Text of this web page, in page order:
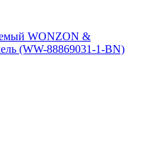
WONZON &
(WW-88869031-1-BN)